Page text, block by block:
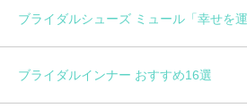
ブライダルシューズ ミュール「幸せを運
ブライダルインナー おすすめ16選